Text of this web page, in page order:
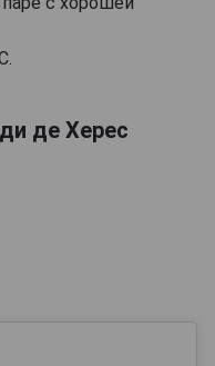
де Херес